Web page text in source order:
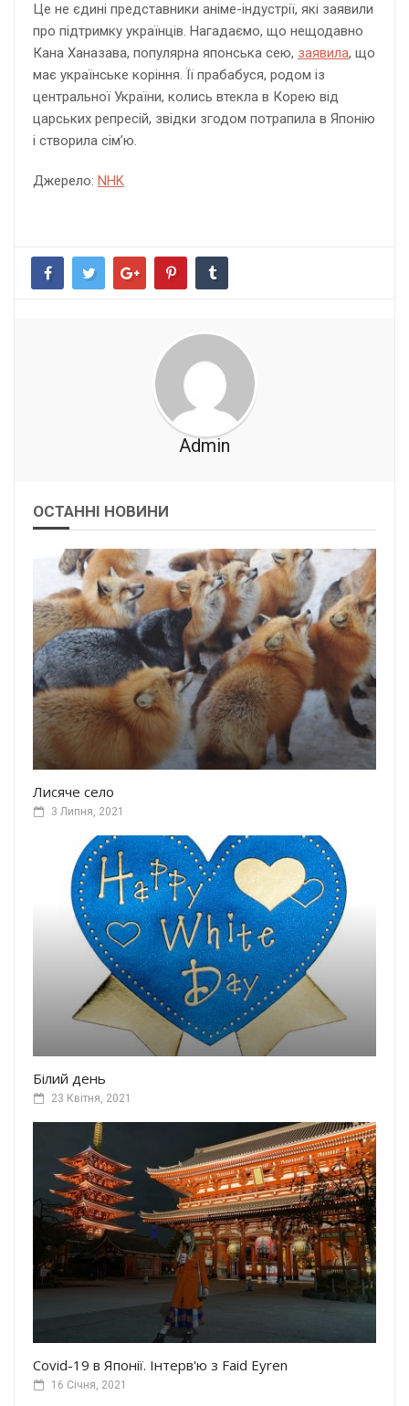
Це не єдині представники аніме-індустрії, які заявили
про підтримку українців. Нагадаємо, що нещодавно
Кана Ханазава, популярна японська сею, заявила, що
має українське коріння. Її прабабуся, родом із
центральної України, колись втекла в Корею від
царських репресій, звідки згодом потрапила в Японію
і створила сім’ю.
Джерело: NHK
Admin
ОСТАННІ НОВИНИ
Лисяче село
3 Липня, 2021
Білий день
23 Квітня, 2021
Covid-19 в Японії. Інтерв'ю з Faid Eyren
16 Січня, 2021